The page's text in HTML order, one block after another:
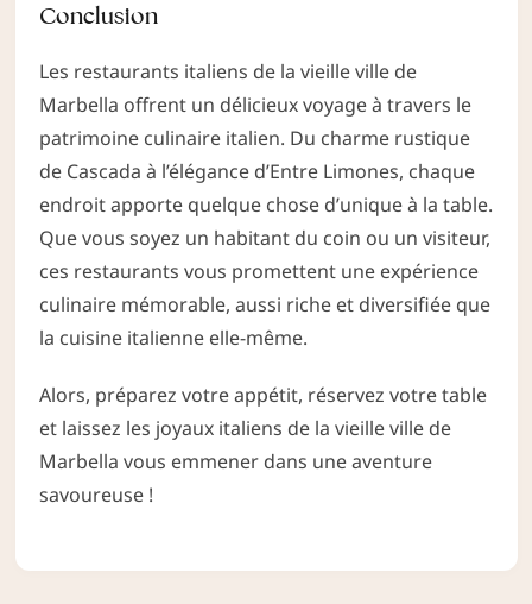
Conclusion
Les restaurants italiens de la vieille ville de
Marbella offrent un délicieux voyage à travers le
patrimoine culinaire italien. Du charme rustique
de Cascada à l’élégance d’Entre Limones, chaque
endroit apporte quelque chose d’unique à la table.
Que vous soyez un habitant du coin ou un visiteur,
ces restaurants vous promettent une expérience
culinaire mémorable, aussi riche et diversifiée que
la cuisine italienne elle-même.
Alors, préparez votre appétit, réservez votre table
et laissez les joyaux italiens de la vieille ville de
Marbella vous emmener dans une aventure
savoureuse !